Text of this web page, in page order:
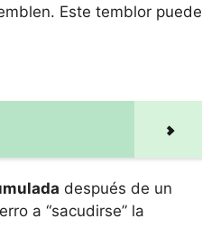
Este temblor puede
después de un
a “sacudirse” la